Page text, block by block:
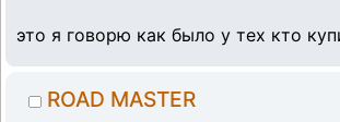
это я говорю как было у тех кто
ROAD MASTER